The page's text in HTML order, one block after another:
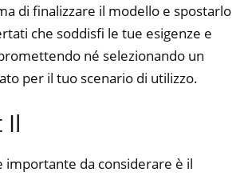
di finalizzare il modello e spostarlo
che soddisfi le tue esigenze e
né selezionando un
per il tuo scenario di utilizzo.
Il
importante da considerare è il